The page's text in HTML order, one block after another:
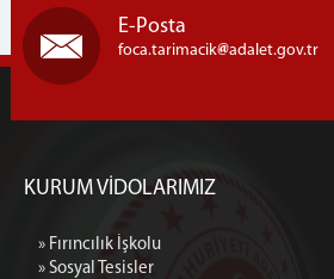
E-Posta
foca.tarimacik adalet.gov.tr
KURUM VİDOLARIMIZ
» Fırıncılık İşkolu
» Sosyal Tesisler